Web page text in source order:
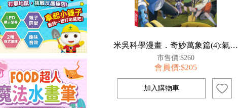
米吳科學漫畫．奇妙萬象篇(4):氣象萬變的無人島
市售價:$260
會員價:$205